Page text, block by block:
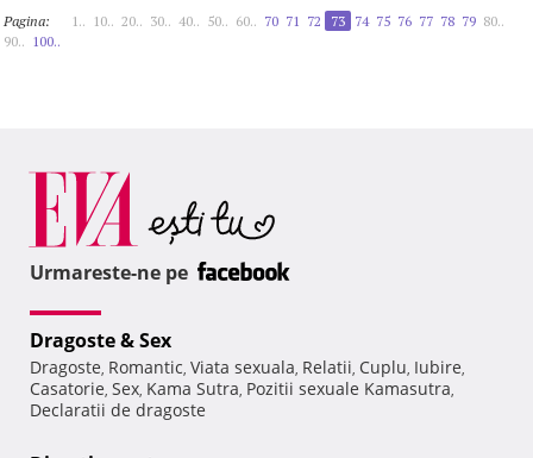
Pagina: 1.. 10.. 20.. 30.. 40.. 50.. 60.. 70 71 72 73 74 75 76 77 78 79 80..
90.. 100..
Urmareste-ne pe
Dragoste & Sex
Dragoste, Romantic, Viata sexuala, Relatii, Cuplu, Iubire,
Casatorie, Sex, Kama Sutra, Pozitii sexuale Kamasutra,
Declaratii de dragoste